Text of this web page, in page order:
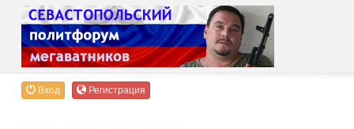
Вход Регистрация